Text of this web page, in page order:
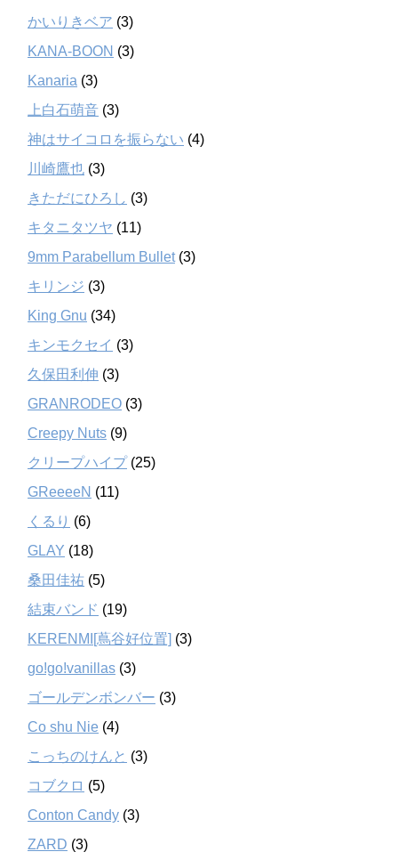
かいりきベア (3)
KANA-BOON (3)
Kanaria (3)
上白石萌音 (3)
神はサイコロを振らない (4)
川崎鷹也 (3)
きただにひろし (3)
キタニタツヤ (11)
9mm Parabellum Bullet(3)
キリンジ (3)
King Gnu (34)
キンモクセイ (3)
久保田利伸 (3)
GRANRODEO (3)
Creepy Nuts (9)
クリープハイプ(25)
GReeeeN (11)
くるり (6)
GLAY (18)
桑田佳祐 (5)
結束バンド (19)
KERENMI[蔦谷好位置] (3)
go!go!vanillas (3)
ゴールデンボンバー (3)
Co shu Nie (4)
こっちのけんと (3)
コブクロ (5)
Conton Candy (3)
ZARD (3)